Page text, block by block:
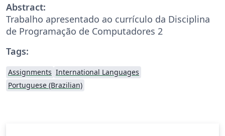
Abstract:
Trabalho apresentado ao currículo da Disciplina
de Programação de Computadores 2
Tags:
Assignments International Languages
Portuguese (Brazilian)